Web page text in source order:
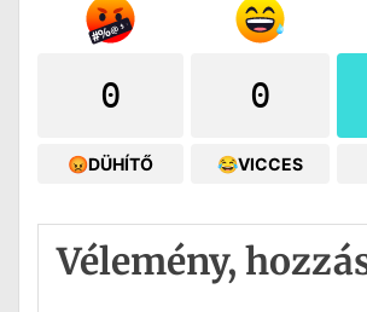
0
😡DÜHÍTŐ
0
😂VICCES
Vélemény,